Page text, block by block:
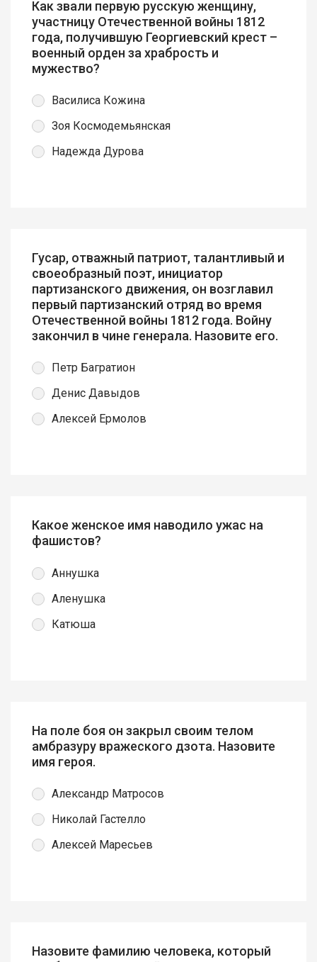
Как звали первую русскую женщину,
участницу Отечественной войны 1812
года, получившую Георгиевский крест –
военный орден за храбрость и
мужество?
Василиса Кожина
Зоя Космодемьянская
Надежда Дурова
Гусар, отважный патриот, талантливый и
своеобразный поэт, инициатор
партизанского движения, он возглавил
первый партизанский отряд во время
Отечественной войны 1812 года. Войну
закончил в чине генерала. Назовите его.
Петр Багратион
Денис Давыдов
Алексей Ермолов
Какое женское имя наводило ужас на
фашистов?
Аннушка
Аленушка
Катюша
На поле боя он закрыл своим телом
амбразуру вражеского дзота. Назовите
имя героя.
Александр Матросов
Николай Гастелло
Алексей Маресьев
Назовите фамилию человека, который